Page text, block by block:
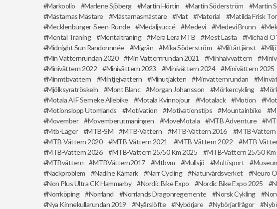
Markoolio
Marlene Sjöberg Martin Hörtin Martin Söderström Martin
Mästarnas Mästare
Mästarnasmästare Mat Material Matilda Frisk
Mecklenburger-Seen-Runde
Medaljsuccé Medevi Medevi Brunn
Mental Träning
Mentalträning Mera Lera MTB Mest Lästa Michael
Midnight Sun Randonnnée
Migrän Mika Söderström Militärtjänst
Min Vätternrundan 2020
Min Vätternrundan 2021 Minhalvvättern
Minivättern 2022
Minivättern 2023 Minivättern 2024 Minivättern 2025
Minmtbvättern
Mintjejvättern Minutjakten Minvätternrundan
Mjölksyratröskeln
Mont Blanc Morgan Johansson Mörkercykling
Motala AIF Serneke Allebike
Motala Kvinnojour Motalack Motion
Motionslopp Utomlands
Motivation Motivationstips Mountainbike
Movember
Movemberutmaningen MoveMotala MTB Adventure
Mtb-Läger
MTB-SM MTB-Vättern MTB-Vättern 2016 MTB-
MTB-Vättern 2020
MTB-Vättern 2021 MTB-Vättern 2022 MTB-
MTB-Vättern 2026
MTB-Vättern 25/50 Km 2025 MTB-Vättern 25/50
MTBvättern
MTBVättern2017 Mtbvm Mullsjö Multisport
Nackproblem
Nadine Kåmark Narr Cycling Naturvårdsverket Neuro
Non Plus Ultra CK Hammarby
Nordic Bike Expo Nordic Bike Expo 2025
Norrköping
Norrland Norrlands Dragonregemente Norsk Cykling
Nya Kinnekullarundan 2019
Nyårslöfte Nybörjare Nybörjarfrågor